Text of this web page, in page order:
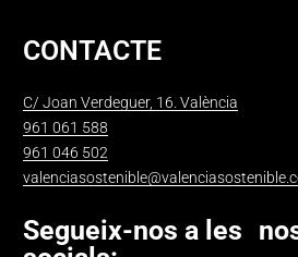
CONTACTE
C/ Joan Verdeguer, 16. València
961 061 588
961 046 502
Segueix-nos a les